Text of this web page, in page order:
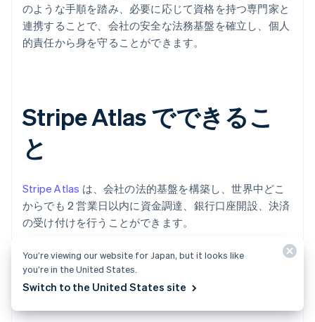
のような手順を踏み、必要に応じて資格を持つ専門家と
連携することで、会社の安全な法務基盤を確立し、個人
的責任から身を守ることができます。
Stripe Atlas でできるこ
と
Stripe Atlas は、会社の法的基盤を構築し、世界中どこ
からでも 2 営業日以内に資金調達、銀行口座開設、決済
の受け付けを行うことができます。
Y Combinator、a16z、General Catalyst などの一流投資
家が支援するスタートアップを含む、Atlas を利用して
法人化された 7 万 5 千以上の企業に参加できます。
You’re viewing our website for Japan, but it looks like
you’re in the United States.
Switch to the United States site